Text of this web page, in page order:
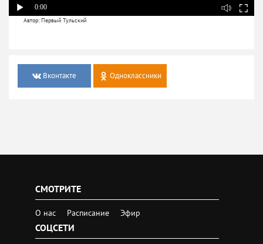
0:00
Автор: Первый Тульский
Вконтакте Одноклассники
СМОТРИТЕ
О нас Расписание Эфир
СОЦСЕТИ